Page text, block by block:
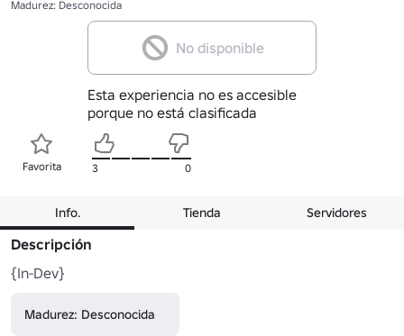
Madurez: Desconocida
No disponible
Esta experiencia no es accesible
porque no está clasificada
Favorita 3 0
Info. Tienda Servidores
Descripción
{In-Dev}
Madurez: Desconocida